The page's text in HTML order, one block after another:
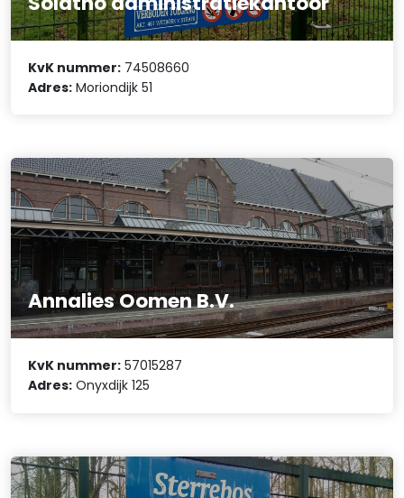
KvK nummer: 74508660
Adres: Moriondijk 51
Annalies Oomen B.V.
KvK nummer: 57015287
Adres: Onyxdijk 125